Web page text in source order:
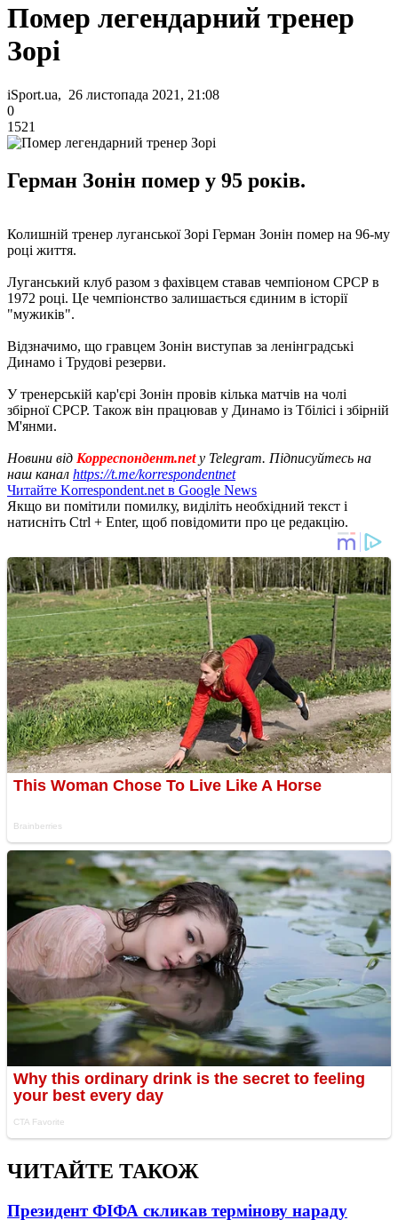
Помер легендарний тренер
Зорі
iSport.ua, 26 листопада 2021, 21:08
0
1521
Герман Зонін помер у 95 років.
Колишній тренер луганської Зорі Герман Зонін помер на 96-му
році життя.
Луганський клуб разом з фахівцем ставав чемпіоном СРСР в
1972 році. Це чемпіонство залишається єдиним в історії
"мужиків".
Відзначимо, що гравцем Зонін виступав за ленінградські
Динамо і Трудові резерви.
У тренерській кар'єрі Зонін провів кілька матчів на чолі
збірної СРСР. Також він працював у Динамо із Тбілісі і збірній
М'янми.
Новини від Корреспондент.netу Telegram. Підписуйтесь на
наш канал https://t.me/korrespondentnet
Читайте Korrespondent.net в Google News
Якщо ви помітили помилку, виділіть необхідний текст і
натисніть Ctrl + Enter, щоб повідомити про це редакцію.
ЧИТАЙТЕ ТАКОЖ
Президент ФІФА скликав термінову нараду